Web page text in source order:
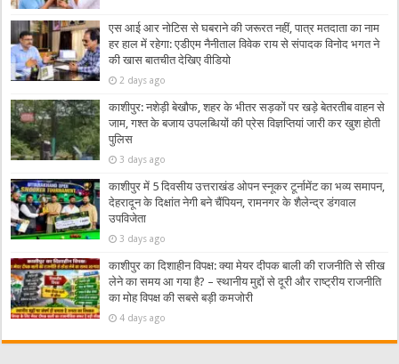
एस आई आर नोटिस से घबराने की जरूरत नहीं, पात्र मतदाता का नाम
हर हाल में रहेगा: एडीएम नैनीताल विवेक राय से संपादक विनोद भगत ने
की खास बातचीत देखिए वीडियो
2 days ago
काशीपुर: नशेड़ी बेखौफ, शहर के भीतर सड़कों पर खड़े बेतरतीब वाहन से
जाम, गश्त के बजाय उपलब्धियों की प्रेस विज्ञप्तियां जारी कर खुश होती
पुलिस
3 days ago
काशीपुर में 5 दिवसीय उत्तराखंड ओपन स्नूकर टूर्नामेंट का भव्य समापन,
देहरादून के दिक्षांत नेगी बने चैंपियन, रामनगर के शैलेन्द्र डंगवाल
उपविजेता
3 days ago
काशीपुर का दिशाहीन विपक्ष: क्या मेयर दीपक बाली की राजनीति से सीख
लेने का समय आ गया है? – स्थानीय मुद्दों से दूरी और राष्ट्रीय राजनीति
का मोह विपक्ष की सबसे बड़ी कमजोरी
4 days ago